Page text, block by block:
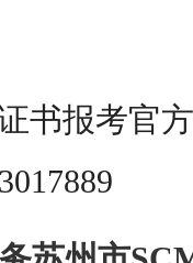
书报考官